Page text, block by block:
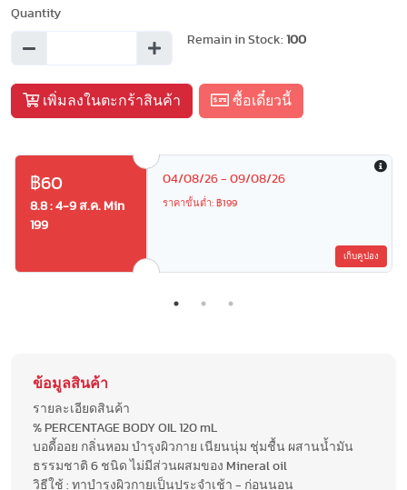
Quantity
Remain in Stock: 100
เพิ่มลงในตะกร้าสินค้า ซื้อเดี๋ยวนี้
฿60
8.8 : 4-9 ส.ค. Min
199
04/08/26 - 09/08/26
ราคาขั้นต่ำ: ฿199
เก็บคูปอง
ข้อมูลสินค้า
รายละเอียดสินค้า
% PERCENTAGE BODY OIL 120 mL
บอดี้ออย กลิ่นหอม บำรุงผิวกาย เนียนนุ่ม ชุ่มชื้น ผสานน้ำมัน
ธรรมชาติ 6 ชนิด ไม่มีส่วนผสมของ Mineral oil
วิธีใช้ : ทาบำรุงผิวกายเป็นประจำเช้า - ก่อนนอน